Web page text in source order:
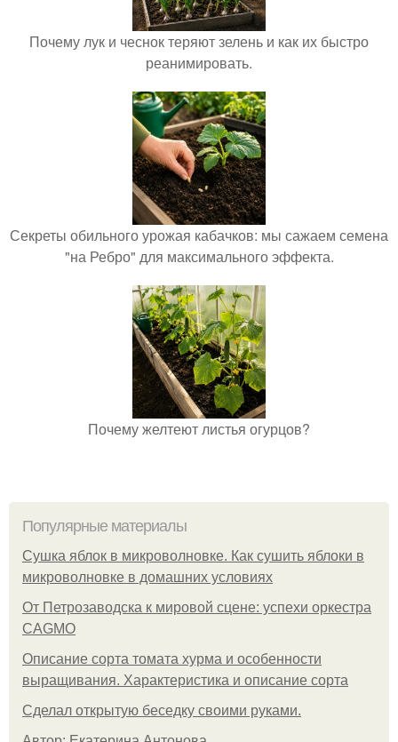
Почему лук и чеснок теряют зелень и как их быстро
реанимировать.
Секреты обильного урожая кабачков: мы сажаем семена
"на Ребро" для максимального эффекта.
Почему желтеют листья огурцов?
Популярные материалы
Сушка яблок в микроволновке. Как сушить яблоки в
микроволновке в домашних условиях
От Петрозаводска к мировой сцене: успехи оркестра
CAGMO
Описание сорта томата хурма и особенности
выращивания. Характеристика и описание сорта
Сделал открытую беседку своими руками.